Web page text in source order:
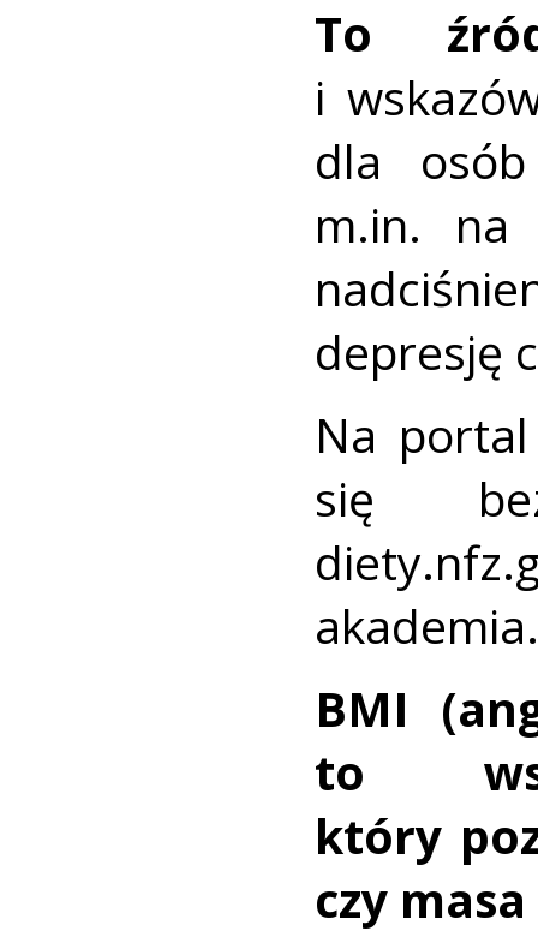
To
i
dla
m.in. na
depresję
Na
się
BMI
to
który
czy